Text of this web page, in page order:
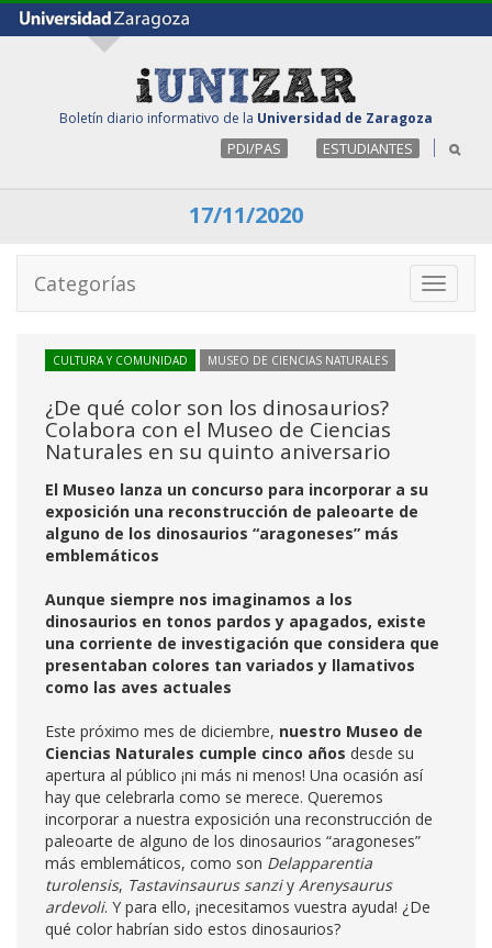
Boletín diario informativo de la Universidad de Zaragoza
PDI/PAS ESTUDIANTES
17/11/2020
Toggle
Categorías
CULTURA Y COMUNIDAD MUSEO DE CIENCIAS NATURALES
¿De qué color son los dinosaurios?
Colabora con el Museo de Ciencias
Naturales en su quinto aniversario
El Museo lanza un concurso para incorporar a su
exposición una reconstrucción de paleoarte de
alguno de los dinosaurios “aragoneses” más
emblemáticos
Aunque siempre nos imaginamos a los
dinosaurios en tonos pardos y apagados, existe
una corriente de investigación que considera que
presentaban colores tan variados y llamativos
como las aves actuales
Este próximo mes de diciembre, nuestro Museo de
Ciencias Naturales cumple cinco años desde su
apertura al público ¡ni más ni menos! Una ocasión así
hay que celebrarla como se merece. Queremos
incorporar a nuestra exposición una reconstrucción de
paleoarte de alguno de los dinosaurios “aragoneses”
más emblemáticos, como son Delapparentia
turolensis, Tastavinsaurus sanziy Arenysaurus
ardevoli. Y para ello, ¡necesitamos vuestra ayuda! ¿De
qué color habrían sido estos dinosaurios?